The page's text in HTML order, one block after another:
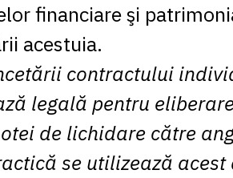
financiare şi
acestuia.
contractului
legală pentru
de lichidare către
se utilizează